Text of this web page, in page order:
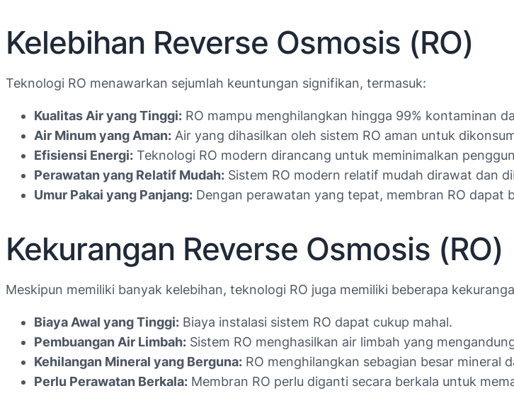
Kelebihan Reverse Osmosis (RO)
Teknologi RO menawarkan sejumlah keuntungan signifikan, termasuk:
Kualitas Air yang Tinggi: RO mampu menghilangkan hingga 99% kontaminan
Air Minum yang Aman: Air yang dihasilkan oleh sistem RO aman untuk
Efisiensi Energi: Teknologi RO modern dirancang untuk meminimalkan
Perawatan yang Relatif Mudah: Sistem RO modern relatif mudah dirawat dan
Umur Pakai yang Panjang: Dengan perawatan yang tepat, membran RO dapat
Kekurangan Reverse Osmosis (RO)
Meskipun memiliki banyak kelebihan, teknologi RO juga memiliki beberapa
Biaya Awal yang Tinggi: Biaya instalasi sistem RO dapat cukup mahal.
Pembuangan Air Limbah: Sistem RO menghasilkan air limbah yang
Kehilangan Mineral yang Berguna: RO menghilangkan sebagian besar mineral
Perlu Perawatan Berkala: Membran RO perlu diganti secara berkala untuk